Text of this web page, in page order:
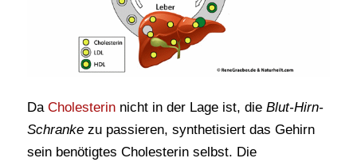
Da Cholesterinnicht in der Lage ist, die Blut-Hirn-
Schrankezu passieren, synthetisiert das Gehirn
sein benötigtes Cholesterin selbst. Die